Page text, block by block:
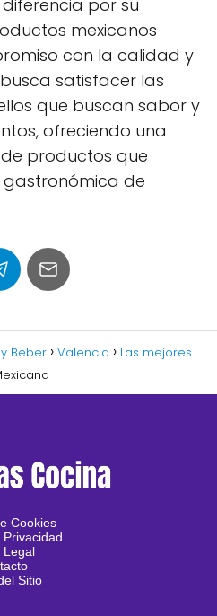
por su
mexicanos
con la calidad y
satisfacer las
que buscan sabor y
ofreciendo una
productos que
de
Beber Valencia
Las mejores
Cookies
Legal
Sitio